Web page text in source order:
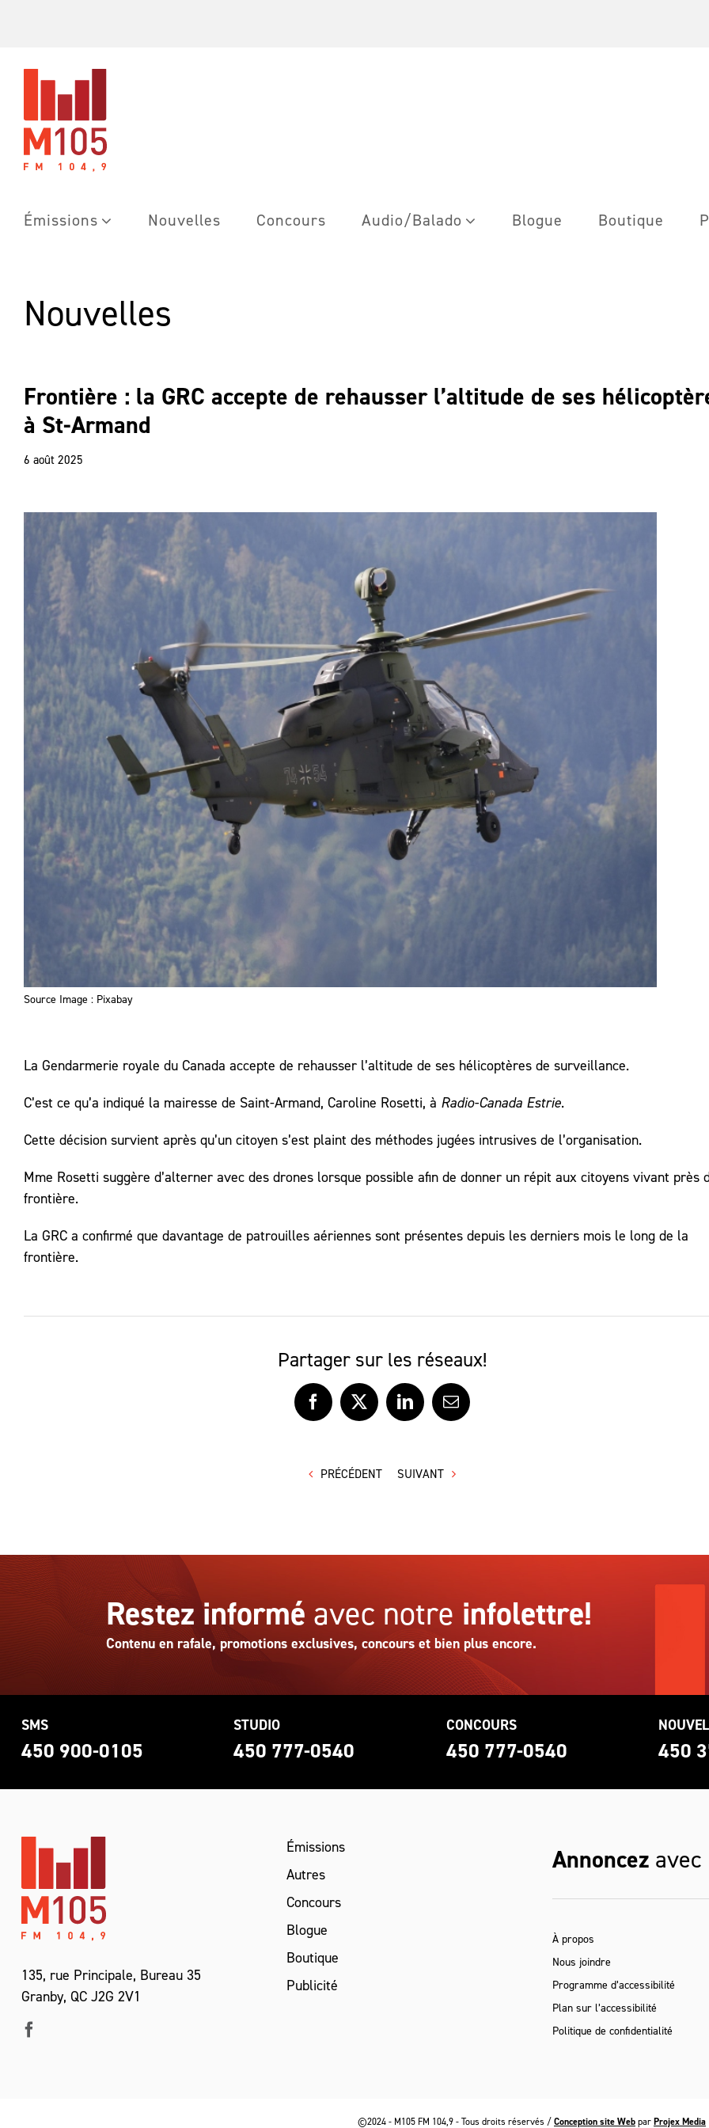
Émissions Nouvelles Concours Audio/Balado Blogue Boutique
Nouvelles
Frontière : la GRC accepte de rehausser l’altitude de ses
à St-Armand
6 août 2025
Source Image : Pixabay
La Gendarmerie royale du Canada accepte de rehausser l’altitude de ses hélicoptères de surveillance.
C’est ce qu’a indiqué la mairesse de Saint-Armand, Caroline Rosetti, à Radio-Canada Estrie.
Cette décision survient après qu’un citoyen s’est plaint des méthodes jugées intrusives de l’organisation.
Mme Rosetti suggère d’alterner avec des drones lorsque possible afin de donner un répit aux citoyens vivant près
frontière.
La GRC a confirmé que davantage de patrouilles aériennes sont présentes depuis les derniers mois le long de la
frontière.
Partager sur les réseaux!
Facebook
X LinkedInCourriel
PRÉCÉDENT SUIVANT
Restez informé avec notre infolettre!
Contenu en rafale, promotions exclusives, concours et bien plus encore.
SMS
450 900-0105
STUDIO
450 777-0540
CONCOURS
450 777-0540 450
135, rue Principale, Bureau 35
Granby, QC J2G 2V1
Émissions
Autres
Concours
Blogue
Boutique
Publicité
Annoncez avec
À propos
Nous joindre
Programme d’accessibilité
Plan sur l’accessibilité
Politique de confidentialité
©2024 - M105 FM 104,9 - Tous droits réservés /Conception site WebparProjex Media